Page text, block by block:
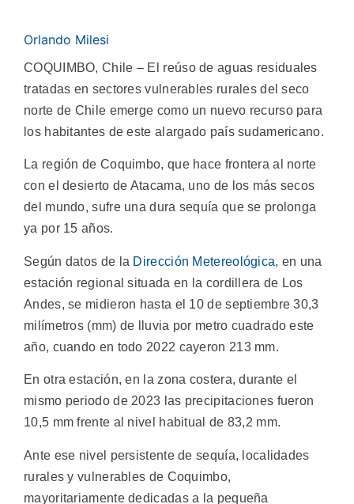
Orlando Milesi
COQUIMBO, Chile – El reúso de aguas residuales
tratadas en sectores vulnerables rurales del seco
norte de Chile emerge como un nuevo recurso para
los habitantes de este alargado país sudamericano.
La región de Coquimbo, que hace frontera al norte
con el desierto de Atacama, uno de los más secos
del mundo, sufre una dura sequía que se prolonga
ya por 15 años.
Según datos de la Dirección Metereológica, en una
estación regional situada en la cordillera de Los
Andes, se midieron hasta el 10 de septiembre 30,3
milímetros (mm) de lluvia por metro cuadrado este
año, cuando en todo 2022 cayeron 213 mm.
En otra estación, en la zona costera, durante el
mismo periodo de 2023 las precipitaciones fueron
10,5 mm frente al nivel habitual de 83,2 mm.
Ante ese nivel persistente de sequía, localidades
rurales y vulnerables de Coquimbo,
mayoritariamente dedicadas a la pequeña